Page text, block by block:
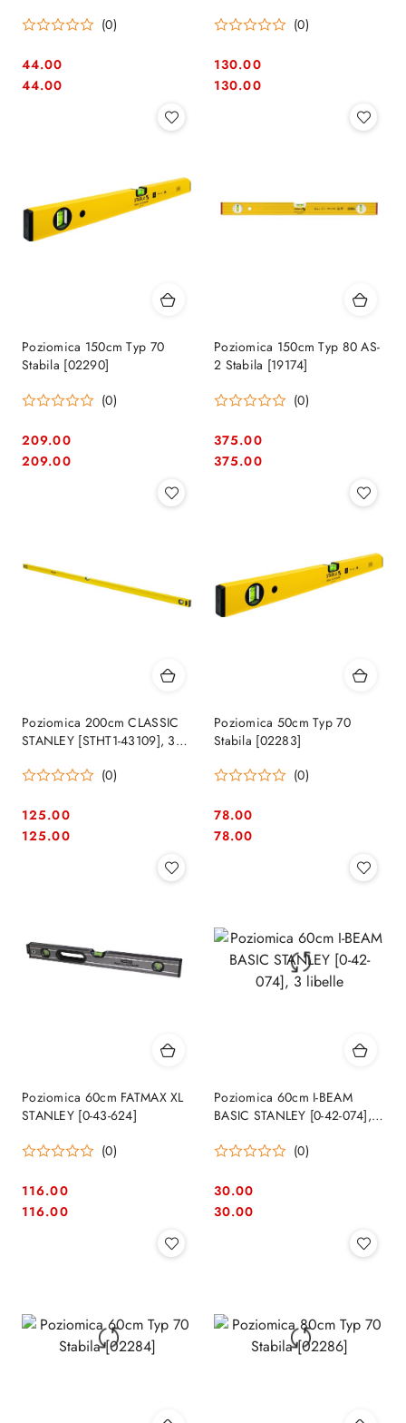
(0)
Cena:
44.00
Cena:
44.00
(0)
Cena:
130.00
Cena:
130.00
Poziomica 150cm Typ 70
Stabila [02290]
(0)
Cena:
209.00
Cena:
209.00
Poziomica 150cm Typ 80 AS-
2 Stabila [19174]
(0)
Cena:
375.00
Cena:
375.00
Poziomica 200cm CLASSIC
STANLEY [STHT1-43109], 3
(0)
Cena:
125.00
Cena:
125.00
Poziomica 50cm Typ 70
Stabila [02283]
(0)
Cena:
78.00
Cena:
78.00
Poziomica 60cm FATMAX XL
STANLEY [0-43-624]
(0)
Cena:
116.00
Cena:
116.00
Poziomica 60cm I-BEAM
BASIC STANLEY [0-42-074], 3
(0)
Cena:
30.00
Cena:
30.00